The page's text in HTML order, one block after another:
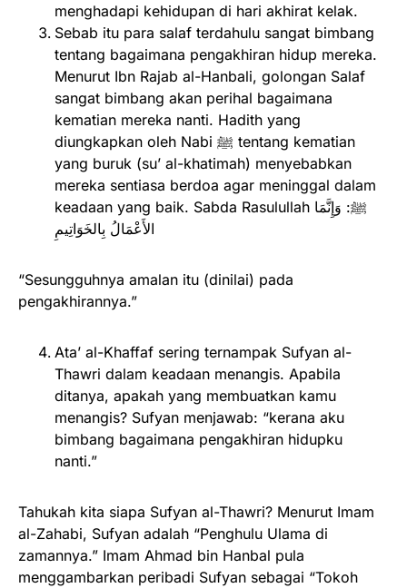
menghadapi kehidupan di hari akhirat kelak.
Sebab itu para salaf terdahulu sangat bimbang
tentang bagaimana pengakhiran hidup mereka.
Menurut Ibn Rajab al-Hanbali, golongan Salaf
sangat bimbang akan perihal bagaimana
kematian mereka nanti. Hadith yang
diungkapkan oleh Nabi ﷺ tentang kematian
yang buruk (su’ al-khatimah) menyebabkan
mereka sentiasa berdoa agar meninggal dalam
keadaan yang baik. Sabda Rasulullah ﷺ: وَإِنَّمَا
الأَعْمَالُ بِالخَوَاتِيمِ
“Sesungguhnya amalan itu (dinilai) pada
pengakhirannya.”
Ata’ al-Khaffaf sering ternampak Sufyan al-
Thawri dalam keadaan menangis. Apabila
ditanya, apakah yang membuatkan kamu
menangis? Sufyan menjawab: “kerana aku
bimbang bagaimana pengakhiran hidupku
nanti.”
Tahukah kita siapa Sufyan al-Thawri? Menurut Imam
al-Zahabi, Sufyan adalah “Penghulu Ulama di
zamannya.” Imam Ahmad bin Hanbal pula
menggambarkan peribadi Sufyan sebagai “Tokoh